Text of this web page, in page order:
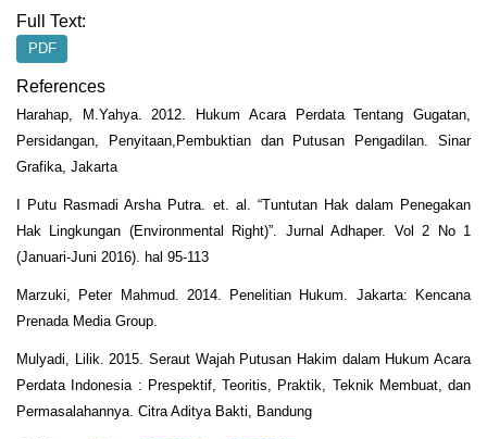
Full Text:
PDF
References
Harahap, M.Yahya. 2012. Hukum Acara Perdata Tentang Gugatan,
Persidangan, Penyitaan,Pembuktian dan Putusan Pengadilan. Sinar
Grafika, Jakarta
I Putu Rasmadi Arsha Putra. et. al. “Tuntutan Hak dalam Penegakan
Hak Lingkungan (Environmental Right)”. Jurnal Adhaper. Vol 2 No 1
(Januari-Juni 2016). hal 95-113
Marzuki, Peter Mahmud. 2014. Penelitian Hukum. Jakarta: Kencana
Prenada Media Group.
Mulyadi, Lilik. 2015. Seraut Wajah Putusan Hakim dalam Hukum Acara
Perdata Indonesia : Prespektif, Teoritis, Praktik, Teknik Membuat, dan
Permasalahannya. Citra Aditya Bakti, Bandung